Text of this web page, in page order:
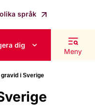
språk
dig
Meny
i Sverige